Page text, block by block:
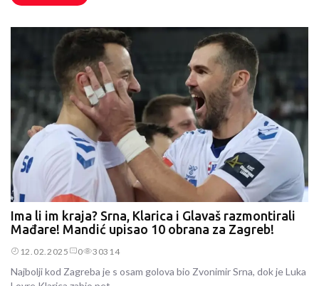
Ima li im kraja? Srna, Klarica i Glavaš razmontirali
Mađare! Mandić upisao 10 obrana za Zagreb!
12.02.2025 0 30314
Najbolji kod Zagreba je s osam golova bio Zvonimir Srna, dok je Luka